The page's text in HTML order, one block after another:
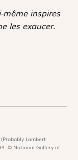
même inspires
les exaucer.
Lambert
© National Gallery of